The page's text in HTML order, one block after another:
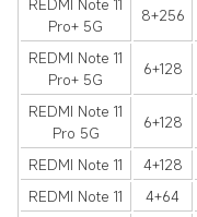
REDMI Note 11
Pro+ 5G
8+256
REDMI Note 11
Pro+ 5G
6+128
REDMI Note 11
Pro 5G
6+128
REDMI Note 11 4+128
REDMI Note 11
4+64